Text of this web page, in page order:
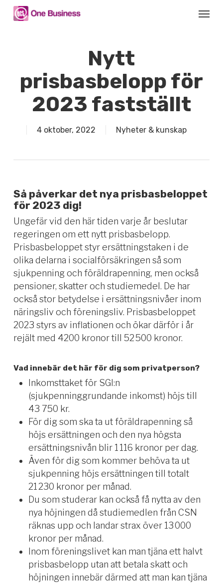
Menu
Nytt
prisbasbelopp för
2023 fastställt
4 oktober, 2022 Nyheter & kunskap
Så påverkar det nya prisbasbeloppet
för 2023 dig!
Ungefär vid den här tiden varje år beslutar
regeringen om ett nytt prisbasbelopp.
Prisbasbeloppet styr ersättningstaken i de
olika delarna i socialförsäkringen så som
sjukpenning och föräldrapenning, men också
pensioner, skatter och studiemedel. De har
också stor betydelse i ersättningsnivåer inom
näringsliv och föreningsliv. Prisbasbeloppet
2023 styrs av inflationen och ökar därför i år
rejält med 4200 kronor till 52 500 kronor.
Vad innebär det här för dig som privatperson?
Inkomsttaket för SGI:n
(sjukpenninggrundande inkomst) höjs till
43 750 kr.
För dig som ska ta ut föräldrapenning så
höjs ersättningen och den nya högsta
ersättningsnivån blir 1 116 kronor per dag.
Även för dig som kommer behöva ta ut
sjukpenning höjs ersättningen till totalt
21 230 kronor per månad.
Du som studerar kan också få nytta av den
nya höjningen då studiemedlen från CSN
räknas upp och landar strax över 13 000
kronor per månad.
Inom föreningslivet kan man tjäna ett halvt
prisbasbelopp utan att betala skatt och
höjningen innebär därmed att man kan tjäna